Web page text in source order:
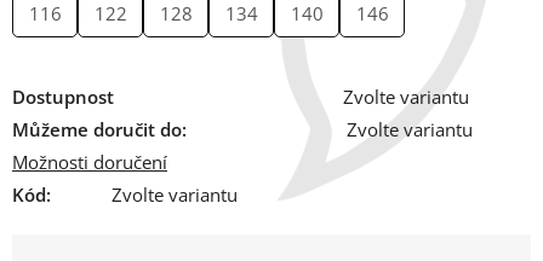
116 122 128 134 140 146
Dostupnost
Zvolte variantu
Můžeme doručit do:
Zvolte variantu
Možnosti doručení
Kód:
Zvolte variantu